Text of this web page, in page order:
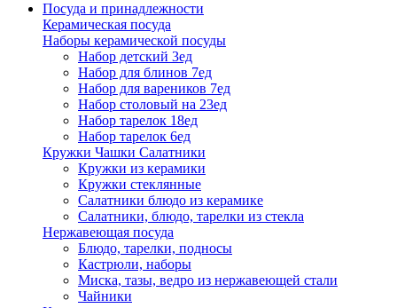
Посуда и принадлежности
Керамическая посуда
Наборы керамической посуды
Набор детский 3ед
Набор для блинов 7ед
Набор для вареников 7ед
Набор столовый на 23ед
Набор тарелок 18ед
Набор тарелок 6ед
Кружки Чашки Салатники
Кружки из керамики
Кружки стеклянные
Салатники блюдо из керамике
Салатники, блюдо, тарелки из стекла
Нержавеющая посуда
Блюдо, тарелки, подносы
Кастрюли, наборы
Миска, тазы, ведро из нержавеющей стали
Чайники